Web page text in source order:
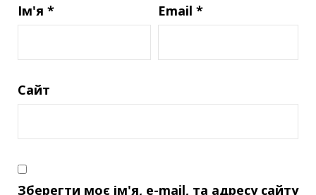
Ім'я * Email *
Сайт
Зберегти моє ім'я, e-mail, та адресу сайту